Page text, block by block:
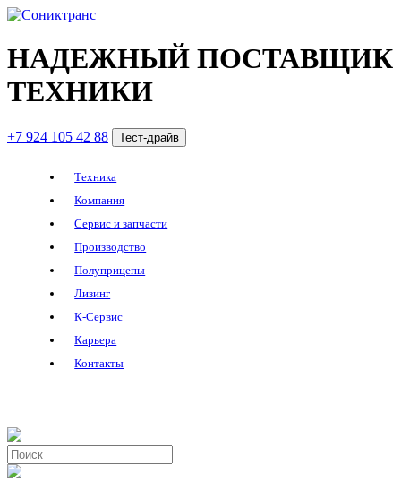
НАДЕЖНЫЙ ПОСТАВЩИК
ТЕХНИКИ
+7 924 105 42 88 Тест-драйв
Техника
Компания
Сервис и запчасти
Производство
Полуприцепы
Лизинг
К-Сервис
Карьера
Контакты